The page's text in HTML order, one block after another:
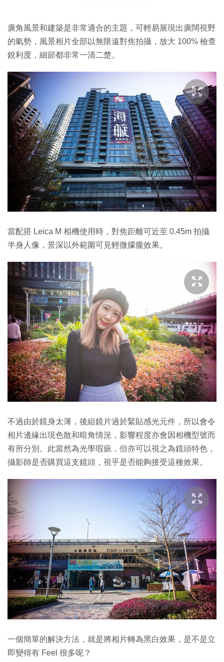
廣角風景和建築是非常適合的主題，可輕易展現出廣闊視野
的氣勢，風景相片全部以無限遠對焦拍攝，放大 100% 檢查
銳利度，細節都非常一清二楚。
當配搭 Leica M 相機使用時，對焦距離可近至 0.45m 拍攝
半身人像，景深以外範圍可見輕微朦朧效果。
不過由於鏡身太薄，後組鏡片過於緊貼感光元件，所以會令
相片邊緣出現色散和暗角情況，影響程度亦會因相機型號而
有所分別。此當然為光學瑕疵，但亦可以視之為鏡頭特色，
攝影師是否購買這支鏡頭，視乎是否能夠接受這種效果。
一個簡單的解決方法，就是將相片轉為黑白效果，是不是立
即變得有 Feel 很多呢？